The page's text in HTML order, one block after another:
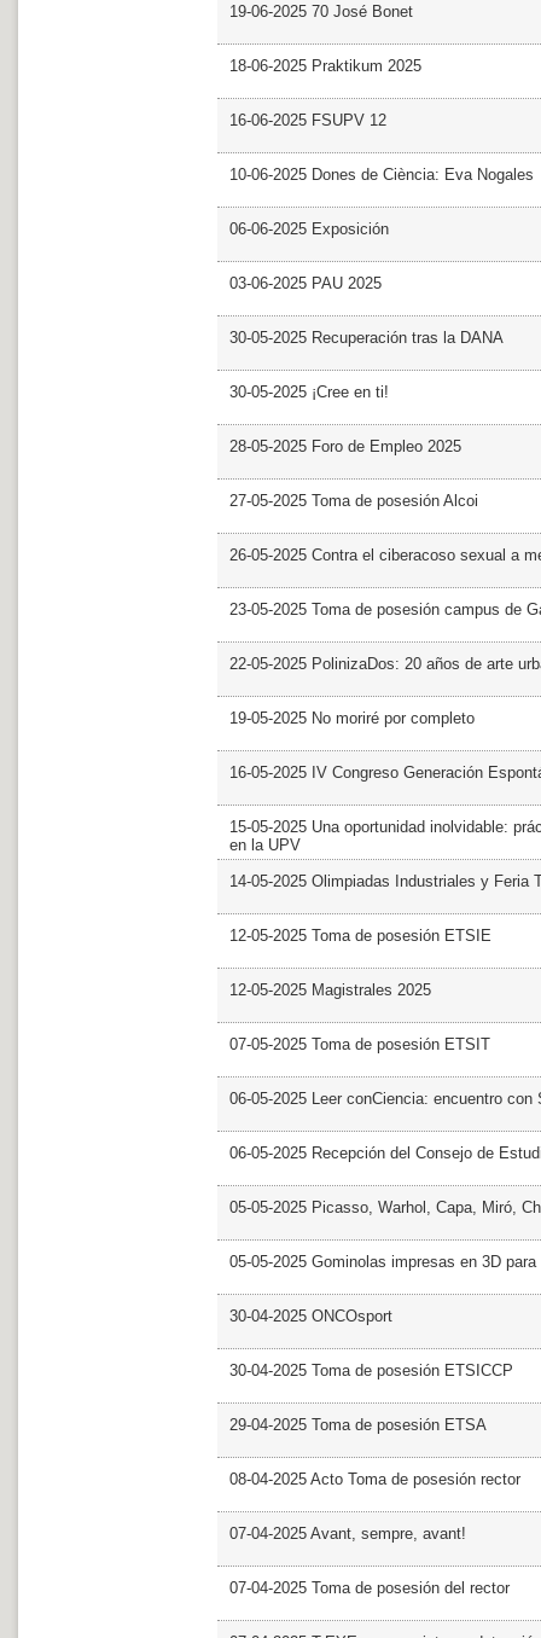
19-06-2025 70 José Bonet
18-06-2025 Praktikum 2025
16-06-2025 FSUPV 12
10-06-2025 Dones de Ciència: Eva Nogales
06-06-2025 Exposición
03-06-2025 PAU 2025
30-05-2025 Recuperación tras la DANA
30-05-2025 ¡Cree en ti!
28-05-2025 Foro de Empleo 2025
27-05-2025 Toma de posesión Alcoi
26-05-2025 Contra el ciberacoso sexual a
23-05-2025 Toma de posesión campus de
22-05-2025 PolinizaDos: 20 años de arte
19-05-2025 No moriré por completo
16-05-2025 IV Congreso Generación
15-05-2025 Una oportunidad inolvidable:
en la UPV
14-05-2025 Olimpiadas Industriales y Feria
12-05-2025 Toma de posesión ETSIE
12-05-2025 Magistrales 2025
07-05-2025 Toma de posesión ETSIT
06-05-2025 Leer conCiencia: encuentro con
06-05-2025 Recepción del Consejo de
05-05-2025 Picasso, Warhol, Capa, Miró,
05-05-2025 Gominolas impresas en 3D
30-04-2025 ONCOsport
30-04-2025 Toma de posesión ETSICCP
29-04-2025 Toma de posesión ETSA
08-04-2025 Acto Toma de posesión rector
07-04-2025 Avant, sempre, avant!
07-04-2025 Toma de posesión del rector